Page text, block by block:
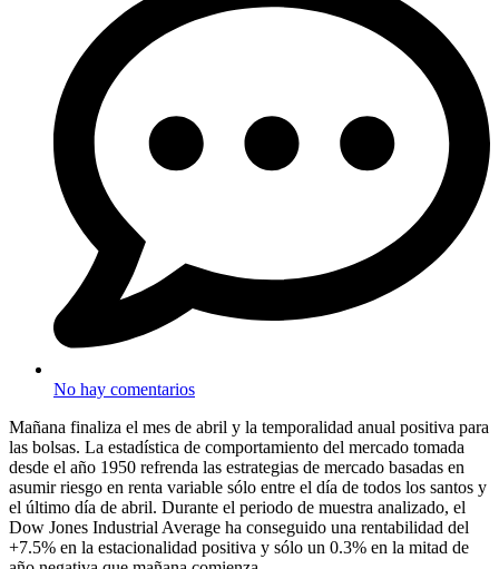
No hay comentarios
Mañana finaliza el mes de abril y la temporalidad anual positiva para
las bolsas. La estadística de comportamiento del mercado tomada
desde el año 1950 refrenda las estrategias de mercado basadas en
asumir riesgo en renta variable sólo entre el día de todos los santos y
el último día de abril. Durante el periodo de muestra analizado, el
Dow Jones Industrial Average ha conseguido una rentabilidad del
+7.5% en la estacionalidad positiva y sólo un 0.3% en la mitad de